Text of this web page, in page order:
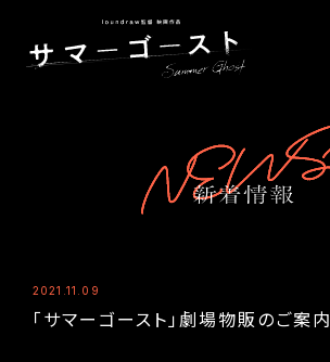
2021.11.09
「サマーゴースト」劇場物販のご案内